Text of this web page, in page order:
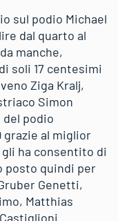
sul podio Michael
dal quarto al
manche,
soli 17 centesimi
Ziga Kralj,
Simon
del podio
grazie al miglior
ha consentito di
posto quindi per
Genetti,
Matthias